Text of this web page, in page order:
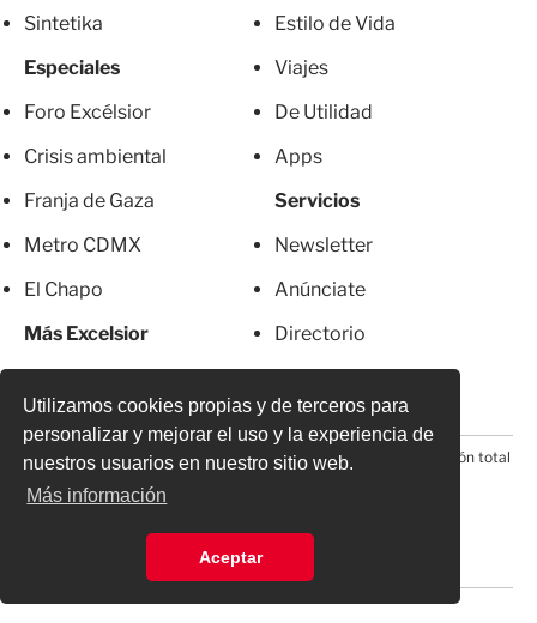
Utilizamos cookies propias y de terceros para
personalizar y mejorar el uso y la experiencia de
nuestros usuarios en nuestro sitio web.
Más información
Aceptar
Sintetika
Especiales
Foro Excélsior
Crisis ambiental
Franja de Gaza
Metro CDMX
El Chapo
Más Excelsior
Estilo de Vida
Viajes
De Utilidad
Apps
Servicios
Newsletter
Anúnciate
Directorio
© 2026 Todos los derechos reservados. Prohibida la reproducción total
o parcial, incluyendo cualquier medio electrónico*